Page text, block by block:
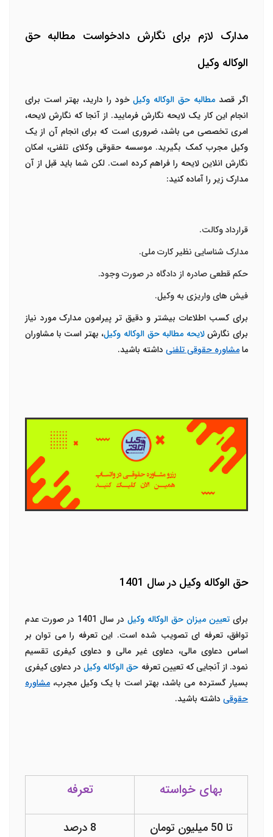
مدارک لازم برای نگارش دادخواست مطالبه حق
الوکاله وکیل
اگر قصد مطالبه حق الوکاله وکیلخود را دارید، بهتر است برای
انجام این کار یک لایحه نگارش فرمایید. از آنجا که نگارش لایحه،
امری تخصصی می باشد، ضروری است که برای انجام آن از یک
وکیل مجرب کمک بگیرید. موسسه حقوقی وکلای تلفنی، امکان
نگارش انلاین لایحه را فراهم کرده است. لکن شما باید قبل از آن
مدارک زیر را آماده کنید:
قرارداد وکالت.
مدارک شناسایی نظیر کارت ملی.
حکم قطعی صادره از دادگاه در صورت وجود.
فیش های واریزی به وکیل.
برای کسب اطلاعات بیشتر و دقیق تر پیرامون مدارک مورد نیاز
برای نگارشلایحه مطالبه حق الوکاله وکیل، بهتر است با مشاوران
مامشاوره حقوقی تلفنی داشته باشید.
حق الوکاله وکیل در سال 1401
برای تعیین میزان حق الوکاله وکیل
در سال 1401 در صورت عدم
توافق، تعرفه ای تصویب شده است. این تعرفه را می توان بر
اساس دعاوی مالی، دعاوی غیر مالی و دعاوی کیفری تقسیم
نمود. از آنجایی که تعیین تعرفه حق الوکاله وکیلدر دعاوی کیفری
بسیار گسترده می باشد، بهتر است با یک وکیل مجرب، مشاوره
حقوقی داشته باشید.
بهای خواسته تعرفه
تا 50 میلیون تومان 8 درصد